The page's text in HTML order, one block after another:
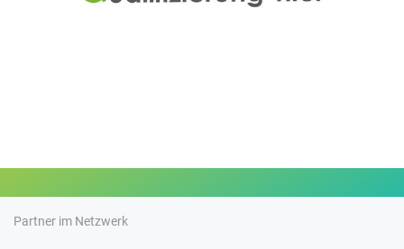
Partner im Netzwerk